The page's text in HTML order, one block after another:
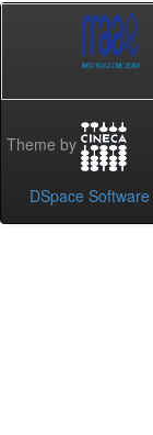
Theme by
DSpace Software